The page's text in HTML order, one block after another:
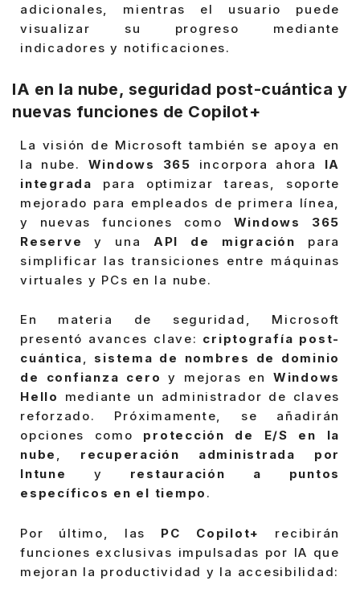
adicionales, mientras el usuario puede
visualizar su progreso mediante
indicadores y notificaciones.
IA en la nube, seguridad post-cuántica y
nuevas funciones de Copilot+
La visión de Microsoft también se apoya en
la nube. Windows 365 incorpora ahora IA
integrada para optimizar tareas, soporte
mejorado para empleados de primera línea,
y nuevas funciones como Windows 365
Reserve
y una API de migración para
simplificar las transiciones entre máquinas
virtuales y PCs en la nube.
En materia de seguridad, Microsoft
presentó avances clave: criptografía post-
cuántica, sistema de nombres de dominio
de confianza cero y mejoras en Windows
Hello
mediante un administrador de claves
reforzado. Próximamente, se añadirán
opciones como protección de E/S en la
nube , recuperación administrada por
Intune
y restauración a puntos
específicos en el tiempo .
Por último, las PC Copilot+
recibirán
funciones exclusivas impulsadas por IA que
mejoran la productividad y la accesibilidad: